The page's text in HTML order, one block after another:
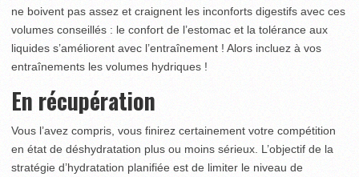
ne boivent pas assez et craignent les inconforts digestifs avec ces
volumes conseillés : le confort de l’estomac et la tolérance aux
liquides s’améliorent avec l’entraînement ! Alors incluez à vos
entraînements les volumes hydriques !
En récupération
Vous l’avez compris, vous finirez certainement votre compétition
en état de déshydratation plus ou moins sérieux. L’objectif de la
stratégie d’hydratation planifiée est de limiter le niveau de